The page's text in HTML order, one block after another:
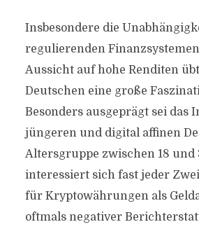
Insbesondere die
regulierenden
Aussicht auf hohe Renditen
Deutschen eine große
Besonders ausgeprägt sei das
jüngeren und digital affinen
Altersgruppe zwischen 18 und
interessiert sich fast jeder
für Kryptowährungen als
oftmals negativer